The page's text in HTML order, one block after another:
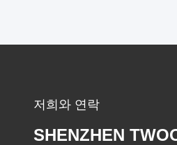
저희와 연락
SHENZHEN